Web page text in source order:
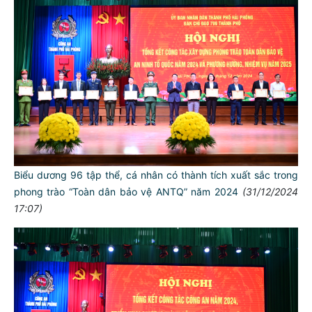
Biểu dương 96 tập thể, cá nhân có thành tích xuất sắc trong
phong trào “Toàn dân bảo vệ ANTQ” năm 2024 (31/12/2024
17:07)